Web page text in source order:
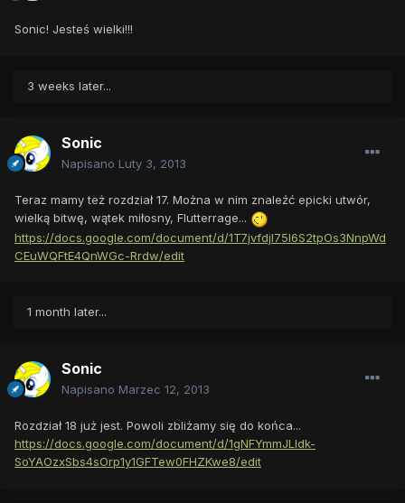
Sonic! Jesteś wielki!!!
3 weeks later...
Sonic
Napisano Luty 3, 2013
Teraz mamy też rozdział 17. Można w nim znaleźć epicki utwór,
wielką bitwę, wątek miłosny, Flutterrage...
https://docs.google.com/document/d/1T7jvfdjl75I6S2tpOs3NnpWd
CEuWQFtE4QnWGc-Rrdw/edit
1 month later...
Sonic
Napisano Marzec 12, 2013
Rozdział 18 już jest. Powoli zbliżamy się do końca...
https://docs.google.com/document/d/1gNFYmmJLIdk-
SoYAOzxSbs4sOrp1y1GFTew0FHZKwe8/edit